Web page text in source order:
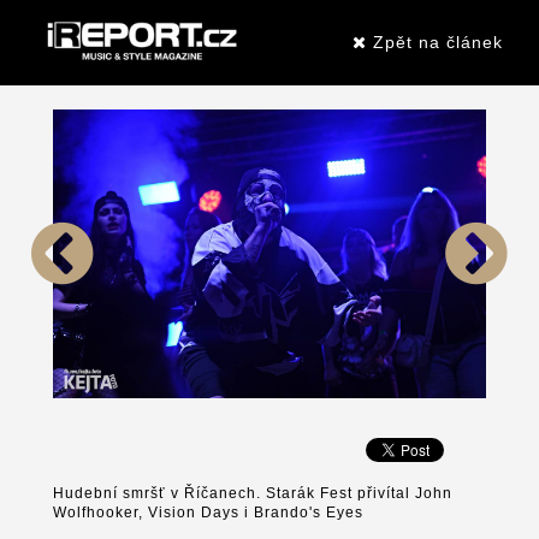
Zpět na článek
Hudební smršť v Říčanech. Starák Fest přivítal John
Wolfhooker, Vision Days i Brando's Eyes